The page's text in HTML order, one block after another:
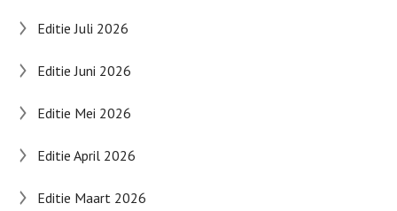
Editie Juli 2026
Editie Juni 2026
Editie Mei 2026
Editie April 2026
Editie Maart 2026